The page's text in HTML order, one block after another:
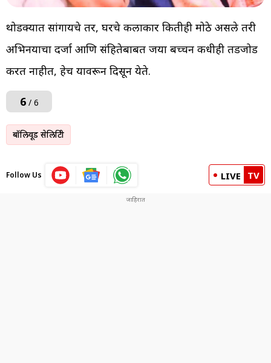
थोडक्यात सांगायचे तर, घरचे कलाकार कितीही मोठे असले तरी
अभिनयाचा दर्जा आणि संहितेबाबत जया बच्चन कधीही तडजोड
करत नाहीत, हेच यावरून दिसून येते.
6/ 6
बॉलिवूड सेलिब्रिटी
Follow Us LIVE TV